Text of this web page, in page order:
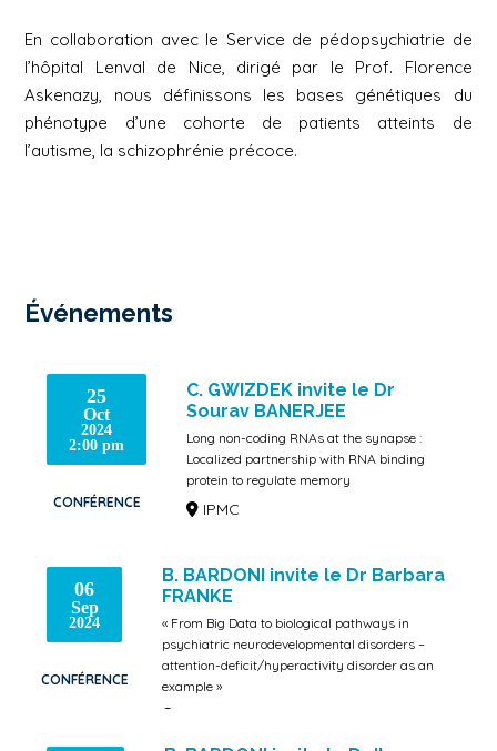
En collaboration avec le Service de pédopsychiatrie de
l’hôpital Lenval de Nice, dirigé par le Prof. Florence
Askenazy, nous définissons les bases génétiques du
phénotype d’une cohorte de patients atteints de
l’autisme, la schizophrénie précoce.
Événements
25
Oct
2024
2:00 pm
CONFÉRENCE
C. GWIZDEK invite le Dr
Sourav BANERJEE
Long non-coding RNAs at the synapse :
Localized partnership with RNA binding
protein to regulate memory
IPMC
06
Sep
2024
CONFÉRENCE
B. BARDONI invite le Dr Barbara
FRANKE
« From Big Data to biological pathways in
psychiatric neurodevelopmental disorders –
attention-deficit/hyperactivity disorder as an
example »